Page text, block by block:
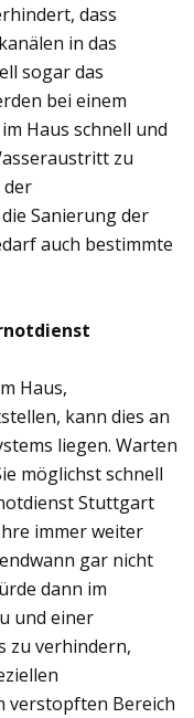
dass
in das
sogar das
bei einem
Haus schnell und
zu
der
Sanierung der
auch bestimmte
Haus,
kann dies an
liegen. Warten
möglichst schnell
Stuttgart
immer weiter
gar nicht
dann im
und einer
zu verhindern,
verstopften Bereich